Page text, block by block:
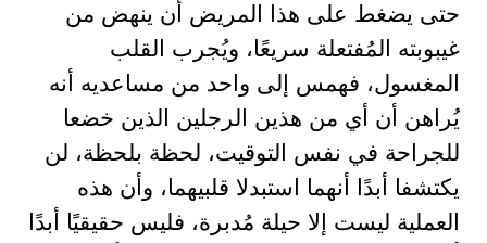
حتى يضغط على هذا المريض أن ينهض من
غيبوبته المُفتعلة سريعًا، ويُجرب القلب
المغسول، فهمس إلى واحد من مساعديه أنه
يُراهن أن أي من هذين الرجلين الذين خضعا
للجراحة في نفس التوقيت، لحظة بلحظة، لن
يكتشفا أبدًا أنهما استبدلا قلبيهما، وأن هذه
العملية ليست إلا حيلة مُدبرة، فليس حقيقيًا أبدًا